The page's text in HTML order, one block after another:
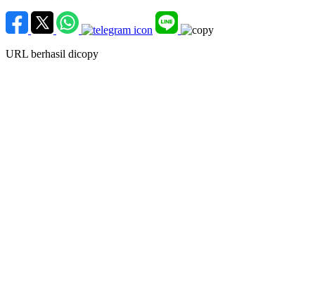
URL berhasil dicopy